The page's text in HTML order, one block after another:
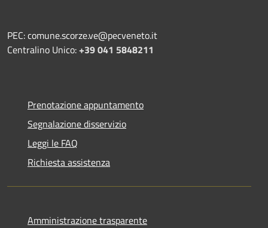
PEC: comune.scorze.ve@pecveneto.it
Centralino Unico:+39 041 5848211
Prenotazione appuntamento
Segnalazione disservizio
Leggi le FAQ
Richiesta assistenza
Amministrazione trasparente